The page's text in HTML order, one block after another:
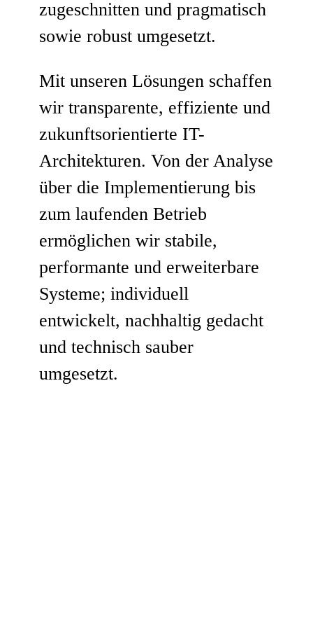
zugeschnitten und pragmatisch
sowie robust umgesetzt.
Mit unseren Lösungen schaffen
wir transparente, effiziente und
zukunftsorientierte IT-
Architekturen. Von der Analyse
über die Implementierung bis
zum laufenden Betrieb
ermöglichen wir stabile,
performante und erweiterbare
Systeme; individuell
entwickelt, nachhaltig gedacht
und technisch sauber
umgesetzt.